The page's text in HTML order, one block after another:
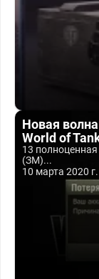
Новая
World of
13
(ЗМ)...
10 марта 2020 г.